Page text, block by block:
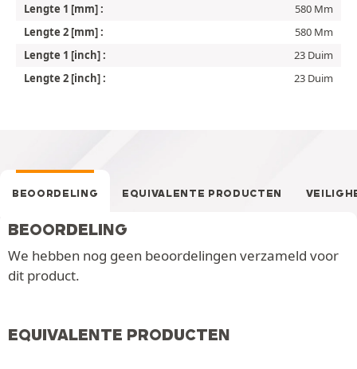
Lengte 1 [mm] :
580 Mm
Lengte 2 [mm] :
580 Mm
Lengte 1 [inch] :
23 Duim
Lengte 2 [inch] :
23 Duim
BEOORDELING EQUIVALENTE PRODUCTEN
BEOORDELING
We hebben nog geen beoordelingen verzameld voor
dit product.
EQUIVALENTE PRODUCTEN